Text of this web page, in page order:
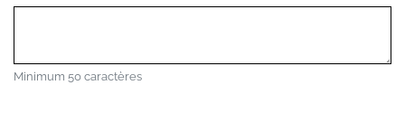
Minimum 50 caractères